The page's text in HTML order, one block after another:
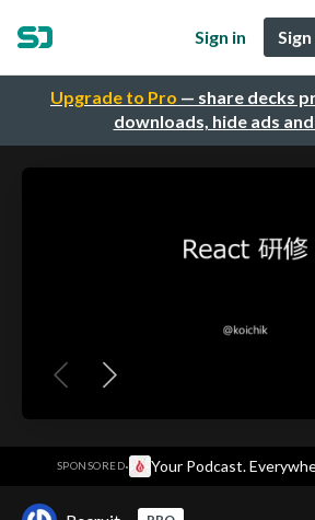
Upgrade to Pro — share decks
downloads, hide ads
Sign in
SPONSORED· Your Podcast.